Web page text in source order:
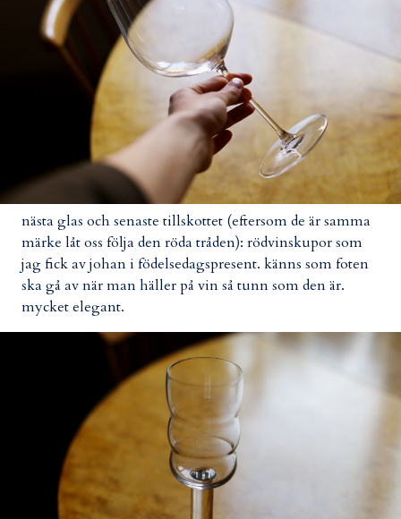
nästa glas och senaste tillskottet (eftersom de är samma
märke låt oss följa den röda tråden): rödvinskupor som
jag fick av johan i födelsedagspresent. känns som foten
ska gå av när man häller på vin så tunn som den är.
mycket elegant.